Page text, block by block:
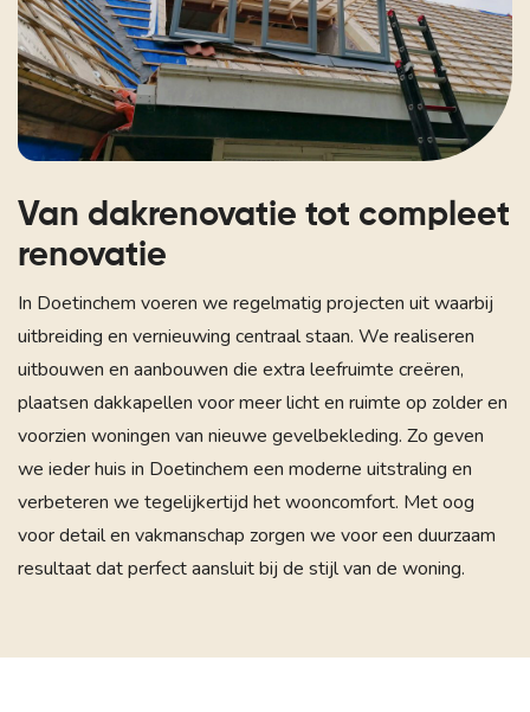
Van dakrenovatie tot compleet
renovatie
In Doetinchem voeren we regelmatig projecten uit waarbij
uitbreiding en vernieuwing centraal staan. We realiseren
uitbouwen en aanbouwen die extra leefruimte creëren,
plaatsen dakkapellen voor meer licht en ruimte op zolder en
voorzien woningen van nieuwe gevelbekleding. Zo geven
we ieder huis in Doetinchem een moderne uitstraling en
verbeteren we tegelijkertijd het wooncomfort. Met oog
voor detail en vakmanschap zorgen we voor een duurzaam
resultaat dat perfect aansluit bij de stijl van de woning.